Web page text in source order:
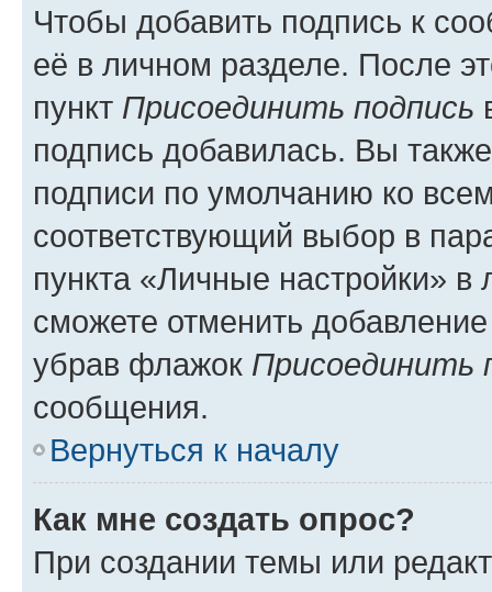
Чтобы добавить подпись к
её в личном разделе. После
пункт Присоединить подпись
подпись добавилась. Вы
подписи по умолчанию ко
соответствующий выбор в
пункта «Личные настройки»
сможете отменить
убрав флажок Присоединить
сообщения.
Вернуться к началу
Как мне создать опрос?
При создании темы или